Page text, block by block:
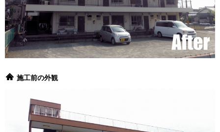
施工前の外観